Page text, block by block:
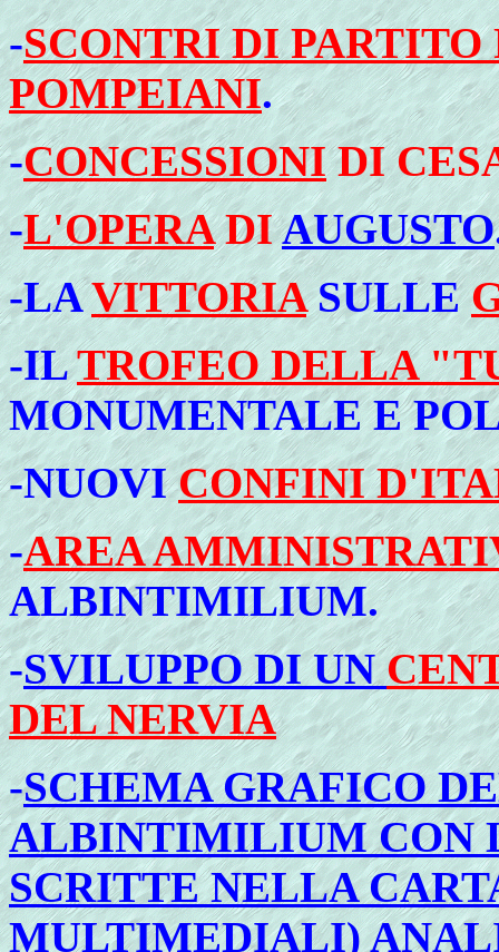
-SCONTRI DI
POMPEIANI.
-CONCESSIONIDI
-L'OPERADIAUGUSTO
-LAVITTORIASULLE
-ILTROFEO DELLA
MONUMENTALE E
-NUOVI CONFINI
-AREA
ALBINTIMILIUM.
-SVILUPPO DI UN
DEL NERVIA
-SCHEMA GRAFICO
ALBINTIMILIUM CON
SCRITTE NELLA
MULTIMEDIALI)